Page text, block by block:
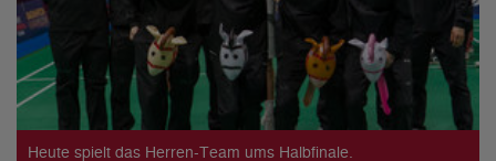
Heute spielt das Herren-Team ums Halbfinale.